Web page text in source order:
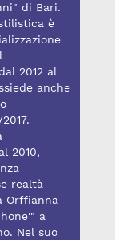
di Bari.
è
2012 al
anche
2010,
realtà
Orffianna
a
Nel suo